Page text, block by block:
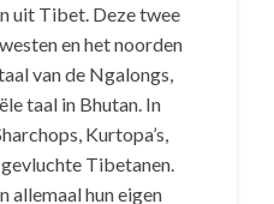
uit Tibet. Deze twee
en het noorden
van de Ngalongs,
taal in Bhutan. In
Kurtopa’s,
Tibetanen.
allemaal hun eigen